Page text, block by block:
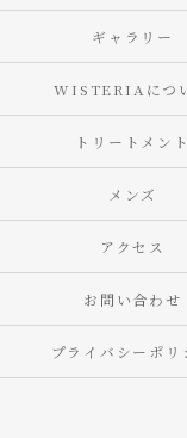
ギャラリー
WISTERIAにつ
トリートメント
メンズ
アクセス
お問い合わせ
プライバシーポリ